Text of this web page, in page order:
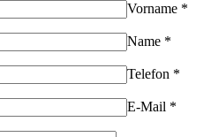
Vorname *
Name *
Telefon *
E-Mail *